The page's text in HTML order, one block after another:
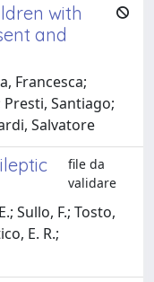
with
and
Francesca;
Presti, Santiago;
Salvatore
file da
validare
Sullo, F.; Tosto,
E. R.;